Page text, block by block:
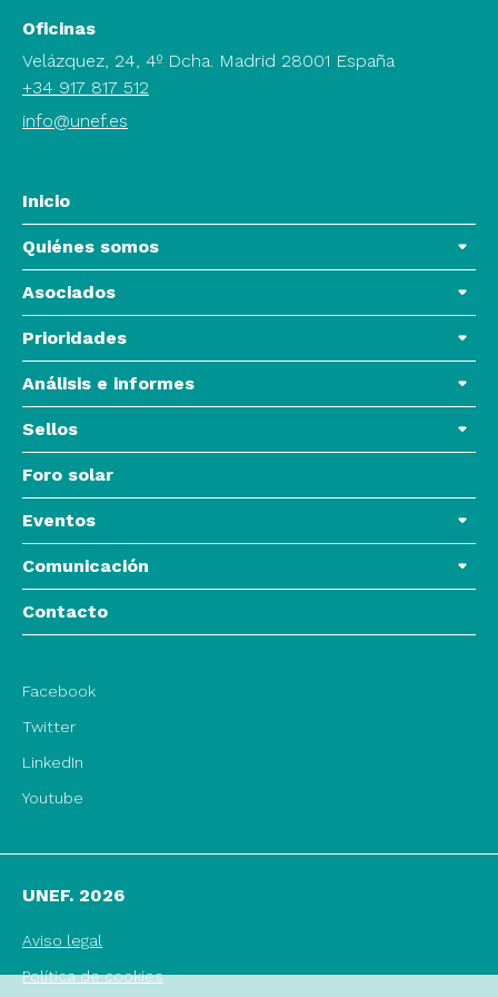
Oficinas
Velázquez, 24, 4º Dcha. Madrid 28001 España
+34 917 817 512
info@unef.es
Inicio
Quiénes somos
Asociados
Prioridades
Análisis e informes
Sellos
Foro solar
Eventos
Comunicación
Contacto
Facebook
Twitter
LinkedIn
Youtube
UNEF. 2026
Aviso legal
Política de cookies